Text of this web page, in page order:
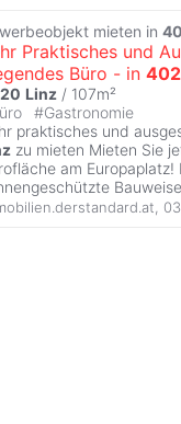
mieten in
Praktisches und
Büro - in
Linz / 107m²
#Gastronomie
praktisches und
zu mieten Mieten Sie
am
Bauweise
,